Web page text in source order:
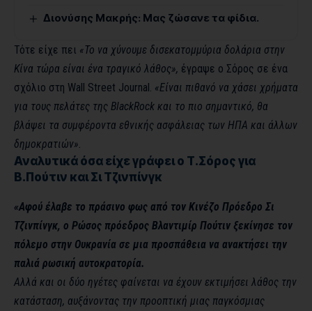
Διονύσης Μακρής: Μας ζώσανε τα φίδια.
Τότε είχε πει «Το να χύνουμε δισεκατομμύρια δολάρια στην
Κίνα τώρα είναι ένα τραγικό λάθος», έγραψε ο Σόρος σε ένα
σχόλιο στη Wall Street Journal. «Είναι πιθανό να χάσει χρήματα
για τους πελάτες της BlackRock και το πιο σημαντικό, θα
βλάψει τα συμφέροντα εθνικής ασφάλειας των ΗΠΑ και άλλων
δημοκρατιών».
Αναλυτικά όσα είχε γράφει ο Τ.Σόρος για
Β.Πούτιν και Σι Τζινπίνγκ
«Αφού έλαβε το πράσινο φως από τον Κινέζο Πρόεδρο Σι
Τζινπίνγκ, ο Ρώσος πρόεδρος Βλαντιμίρ Πούτιν ξεκίνησε τον
πόλεμο στην Ουκρανία σε μια προσπάθεια να ανακτήσει την
παλιά ρωσική αυτοκρατορία.
Αλλά και οι δύο ηγέτες φαίνεται να έχουν εκτιμήσει λάθος την
κατάσταση, αυξάνοντας την προοπτική μιας παγκόσμιας